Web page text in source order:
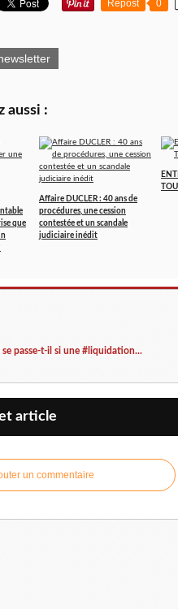
Repost 0
aussi :
que
Affaire DUCLER : 40 ans de
procédures, une cession
contestée et un scandale
judiciaire inédit
se passe-t-il si une #liquidation...
article
un commentaire